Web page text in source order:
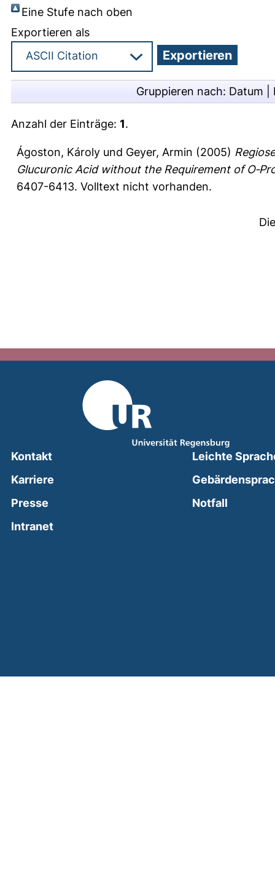
Eine Stufe nach oben
Exportieren als
Gruppieren nach: Datum
Anzahl der Einträge: 1.
Ágoston, Károly und Geyer, Armin (2005)
Glucuronic Acid without the Requirement of
6407-6413. Volltext nicht vorhanden.
Kontakt
Karriere
Presse
Intranet(external link, opens in a new window)
Leichte
Notfall